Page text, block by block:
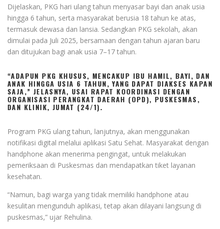
Dijelaskan, PKG hari ulang tahun menyasar bayi dan anak usia
hingga 6 tahun, serta masyarakat berusia 18 tahun ke atas,
termasuk dewasa dan lansia. Sedangkan PKG sekolah, akan
dimulai pada Juli 2025, bersamaan dengan tahun ajaran baru
dan ditujukan bagi anak usia 7–17 tahun.
“ADAPUN PKG KHUSUS, MENCAKUP IBU HAMIL, BAYI, DAN
ANAK HINGGA USIA 6 TAHUN, YANG DAPAT DIAKSES KAPAN
SAJA,” JELASNYA, USAI RAPAT KOORDINASI DENGAN
ORGANISASI PERANGKAT DAERAH (OPD), PUSKESMAS,
DAN KLINIK, JUMAT (24/1).
Program PKG ulang tahun, lanjutnya, akan menggunakan
notifikasi digital melalui aplikasi Satu Sehat. Masyarakat dengan
handphone akan menerima pengingat, untuk melakukan
pemeriksaan di Puskesmas dan mendapatkan tiket layanan
kesehatan.
“Namun, bagi warga yang tidak memiliki handphone atau
kesulitan mengunduh aplikasi, tetap akan dilayani langsung di
puskesmas,” ujar Rehulina.